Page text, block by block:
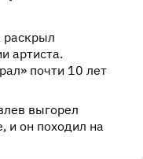
раскрыл
артиста.
почти 10 лет
выгорел
и он походил на